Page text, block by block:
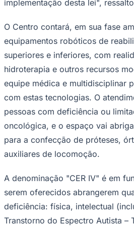
Santos
implementação desta lei",
O Centro contará, em sua fase
equipamentos robóticos de
superiores e inferiores, com
hidroterapia e outros recursos
equipe médica e multidisciplinar
com estas tecnologias. O
pessoas com deficiência ou
oncológica, e o espaço vai
para a confecção de próteses,
auxiliares de locomoção.
A denominação "CER IV" é em
serem oferecidos abrangerem
deficiência: física, intelectual
Transtorno do Espectro Autista –